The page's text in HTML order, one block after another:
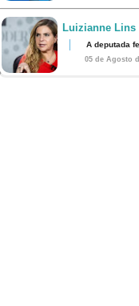
Luizianne Lins
A deputada
05 de Agosto